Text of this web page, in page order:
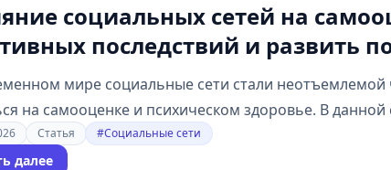
социальных сетей на
последствий и развить
мире социальные сети стали
на самооценке и психическом здоровье. В данной
Статья #Социальные сети
далее